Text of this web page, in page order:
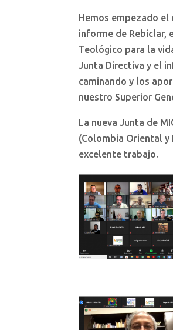
Hemos empezado
informe de Rebiclar,
Teológico para la
Junta Directiva y el
caminando y los
nuestro Superior
La nueva Junta de
(Colombia Oriental y
excelente trabajo.